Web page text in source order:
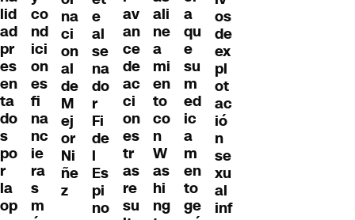
lid
ad
pr
es
en
ta
do
s
po
r
la
op
co
nd
ici
on
es
fi
na
nc
ie
ra
s
m
na
ci
on
al
de
M
ej
or
Ni
ñe
z
e
al
se
na
do
r
Fi
de
l
Es
pi
no
av
an
ce
de
ac
ci
on
es
tr
as
re
su
ali
ne
a
mi
en
to
co
n
W
as
hi
ng
a
qu
e
su
m
ed
ic
a
m
en
to
ge
os
de
ex
pl
ot
ac
ió
n
se
xu
al
inf